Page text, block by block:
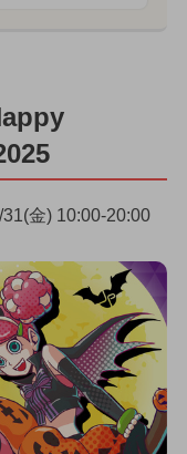
金) 10:00-20:00